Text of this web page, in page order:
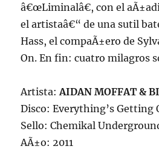
â€œLiminalâ€, con el
el artistaâ€“ de una sutil
Hass, el compaÃ±ero de
On. En fin: cuatro milagros
Artista:AIDAN MOFFAT &
Disco: Everything’s Getting
Sello: Chemikal
AÃ±o: 2011